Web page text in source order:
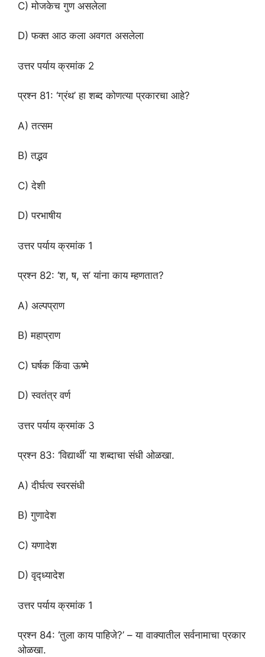
C) मोजकेच गुण असलेला
D) फक्त आठ कला अवगत असलेला
उत्तर पर्याय क्रमांक 2
प्रश्न 81: ‘ग्रंथ’ हा शब्द कोणत्या प्रकारचा आहे?
A) तत्सम
B) तद्भव
C) देशी
D) परभाषीय
उत्तर पर्याय क्रमांक 1
प्रश्न 82: ‘श, ष, स’ यांना काय म्हणतात?
A) अल्पप्राण
B) महाप्राण
C) घर्षक किंवा ऊष्मे
D) स्वतंत्र वर्ण
उत्तर पर्याय क्रमांक 3
प्रश्न 83: ‘विद्यार्थी’ या शब्दाचा संधी ओळखा.
A) दीर्घत्व स्वरसंधी
B) गुणादेश
C) यणादेश
D) वृद्ध्यादेश
उत्तर पर्याय क्रमांक 1
प्रश्न 84: ‘तुला काय पाहिजे?’ – या वाक्यातील सर्वनामाचा प्रकार
ओळखा.